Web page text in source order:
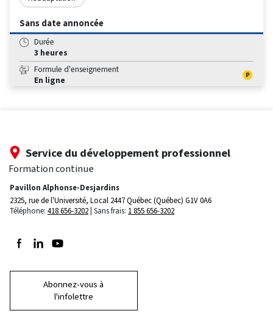
Sans date annoncée
Durée
3 heures
Formule d'enseignement
En ligne
Service du développement professionnel
Formation continue
Pavillon Alphonse-Desjardins
2325, rue de l'Université, Local 2447Québec (Québec) G1V 0A6
Téléphone: 418 656-3202 Sans frais: 1 855 656-3202
Suivez-nous sur Facebook
Suivez-nous sur LinkedIn
Suivez-nous sur Youtube
Abonnez-vous à
l'infolettre